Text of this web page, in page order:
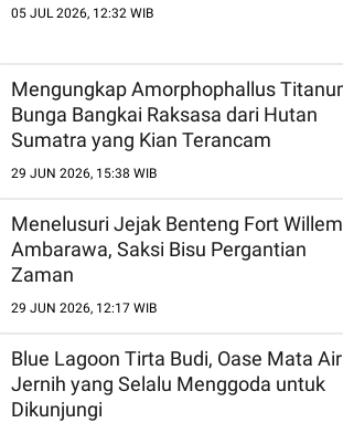
05 JUL 2026, 12:32 WIB
Mengungkap Amorphophallus
Bunga Bangkai Raksasa dari Hutan
Sumatra yang Kian Terancam
29 JUN 2026, 15:38 WIB
Menelusuri Jejak Benteng Fort
Ambarawa, Saksi Bisu Pergantian
Zaman
29 JUN 2026, 12:17 WIB
Blue Lagoon Tirta Budi, Oase Mata Air
Jernih yang Selalu Menggoda untuk
Dikunjungi